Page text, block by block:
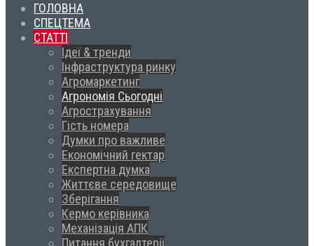
ГОЛОВНА
СПЕЦТЕМА
СТАТТІ
Ідеї & тренди
Інфраструктура ринку
Агромаркетинг
Агрономія Сьогодні
Агрострахування
Гість номера
Думки про важливе
Економічний гектар
Експертна думка
Життєве середовище
Зберігання
Кермо керівника
Механізація АПК
Питання бухгалтерії